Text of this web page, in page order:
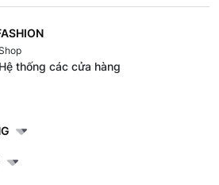
Hệ thống các cửa hàng